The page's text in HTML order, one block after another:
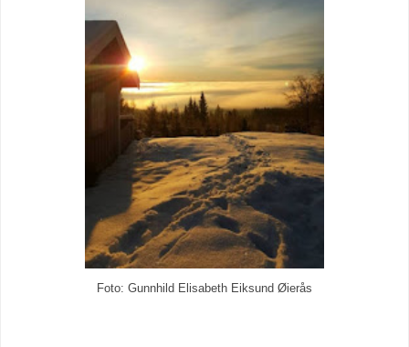
Foto: Gunnhild Elisabeth Eiksund Øierås